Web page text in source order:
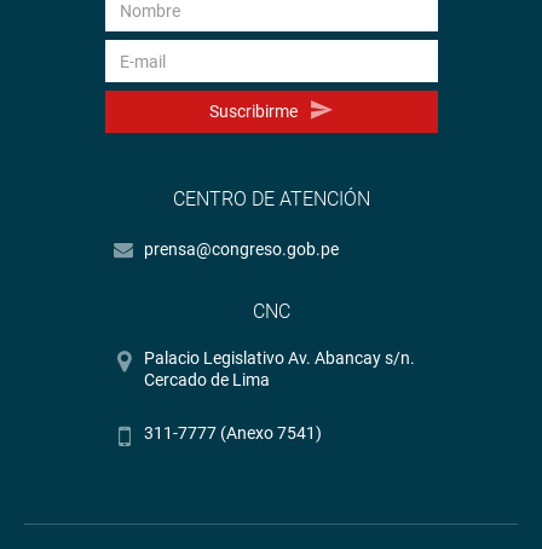
Suscribirme
CENTRO DE ATENCIÓN
prensa@congreso.gob.pe
CNC
Palacio Legislativo Av. Abancay s/n.
Cercado de Lima
311-7777 (Anexo 7541)